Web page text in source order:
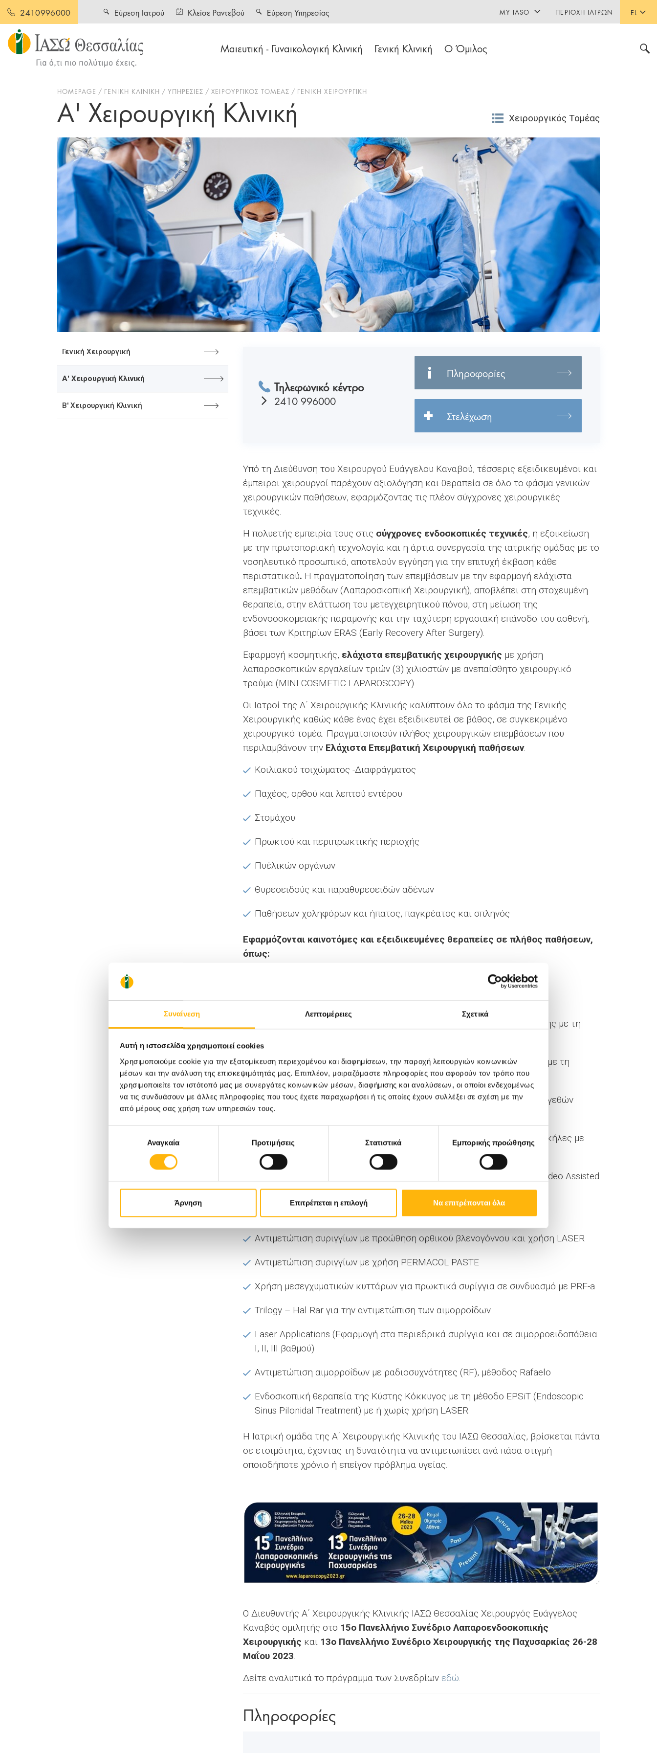
Συναίνεση Λεπτομέρειες Σχετικά
Αυτή η ιστοσελίδα χρησιμοποιεί cookies
Χρησιμοποιούμε cookie για την εξατομίκευση περιεχομένου και διαφημίσεων, την παροχή λειτουργιών κοινωνικών
μέσων και την ανάλυση της επισκεψιμότητάς μας. Επιπλέον, μοιραζόμαστε πληροφορίες που αφορούν τον τρόπο που
χρησιμοποιείτε τον ιστότοπό μας με συνεργάτες κοινωνικών μέσων, διαφήμισης και αναλύσεων, οι οποίοι ενδεχομένως
να τις συνδυάσουν με άλλες πληροφορίες που τους έχετε παραχωρήσει ή τις οποίες έχουν συλλέξει σε σχέση με την
από μέρους σας χρήση των υπηρεσιών τους.
συγκατάθεσηςΑναγκαία Προτιμήσεις Στατιστικά Εμπορικής προώθησης
Άρνηση Επιτρέπεται η επιλογή Να επιτρέπονται όλα
2410996000 EL
Μαιευτική - Γυναικολογική Κλινική Γενική Κλινική Ο Όμιλος
Εύρεση Ιατρού Κλείσε Ραντεβού Εύρεση Υπηρεσίας MY IASO ΠΕΡΙΟΧΉ ΙΑΤΡΏΝ
HOMEPAGE ΓΕΝΙΚΗ ΚΛΙΝΙΚΗ ΥΠΗΡΕΣΙΕΣ ΧΕΙΡΟΥΡΓΙΚΟΣ ΤΟΜΕΑΣ ΓΕΝΙΚΗ ΧΕΙΡΟΥΡΓΙΚΗ
Α' Χειρουργική Κλινική Χειρουργικός Τομέας
Γενική Χειρουργική
Α' Χειρουργική Κλινική
Β' Χειρουργική Κλινική
Τηλεφωνικό κέντρο
2410 996000
Πληροφορίες
Στελέχωση
Υπό τη Διεύθυνση του Χειρουργού Ευάγγελου Καναβού, τέσσερις εξειδικευμένοι και
έμπειροι χειρουργοί παρέχουν αξιολόγηση και θεραπεία σε όλο το φάσμα γενικών
χειρουργικών παθήσεων, εφαρμόζοντας τις πλέον σύγχρονες χειρουργικές
τεχνικές.
Η πολυετής εμπειρία τους στις σύγχρονες ενδοσκοπικές τεχνικές, η εξοικείωση
με την πρωτοποριακή τεχνολογία και η άρτια συνεργασία της ιατρικής ομάδας με το
νοσηλευτικό προσωπικό, αποτελούν εγγύηση για την επιτυχή έκβαση κάθε
περιστατικού. Η πραγματοποίηση των επεμβάσεων με την εφαρμογή ελάχιστα
επεμβατικών μεθόδων (Λαπαροσκοπική Χειρουργική), αποβλέπει στη στοχευμένη
θεραπεία, στην ελάττωση του μετεγχειρητικού πόνου, στη μείωση της
ενδονοσοκομειακής παραμονής και την ταχύτερη εργασιακή επάνοδο του ασθενή,
βάσει των Κριτηρίων ΕRAS (Early Recovery After Surgery).
Εφαρμογή κοσμητικής, ελάχιστα επεμβατικής χειρουργικής με χρήση
λαπαροσκοπικών εργαλείων τριών (3) χιλιοστών με ανεπαίσθητο χειρουργικό
τραύμα (MINI COSMETIC LAPAROSCOPY).
Οι Ιατροί της Α΄ Χειρουργικής Κλινικής καλύπτουν όλο το φάσμα της Γενικής
Χειρουργικής καθώς κάθε ένας έχει εξειδικευτεί σε βάθος, σε συγκεκριμένο
χειρουργικό τομέα. Πραγματοποιούν πλήθος χειρουργικών επεμβάσεων που
περιλαμβάνουν την Ελάχιστα Επεμβατική Χειρουργική παθήσεων:
Κοιλιακού τοιχώματος -Διαφράγματος
Παχέος, ορθού και λεπτού εντέρου
Στομάχου
Πρωκτού και περιπρωκτικής περιοχής
Πυέλικών οργάνων
Θυρεοειδούς και παραθυρεοειδών αδένων
Παθήσεων χοληφόρων και ήπατος, παγκρέατος και σπληνός
Εφαρμόζονται καινοτόμες και εξειδικευμένες θεραπείες σε πλήθος παθήσεων,
όπως:
Λαπαροσκοπική ενδοκοιλιακή αποκατάσταση βουβωνοκήλης (TAPP)
Λαπαροσκοπική υποδόρια αποκατάσταση κοιλιοκήλης (SCOLA-REPA)
Λαπαροσκοπική ολική εξωπεριτοναϊκή αποκατάσταση βουβωνοκήλης με τη
Λαπαροσκοπική ολική εξωπεριτοναϊκή αποκατάσταση κοιλιοκήλης με τη
μέθοδο e-TEP (Totally ExtraPeritoneal)
Tranversus Abdominis Release (TAR)-Rives Stoppa αποκατάσταση ευμεγεθών
χασμάτων κοιλιακού τοιχώματος
Χρήση σταδιακού πνευμοπεριτόναιου και BOTOX σε μετεγχειρητικές κήλες με
μεγάλη απώλεια μυικής επιφάνειας
Ενδοσκοπική θεραπεία πρωκτικών συριγγίων με τη μέθοδο VAΑFT (Video Assisted
Fistula Treatment)
Αντιμετώπιση συριγγίων με την μέθοδο LIFT
Aντιμετώπιση συριγγίων με προώθηση ορθικού βλενογόννου και χρήση LASER
Αντιμετώπιση συριγγίων με χρήση PERMACOL PASTE
Χρήση μεσεγχυματικών κυττάρων για πρωκτικά συρίγγια σε συνδυασμό με PRF-a
Trilogy – Hal Rar για την αντιμετώπιση των αιμορροΐδων
Laser Applications (Εφαρμογή στα περιεδρικά συρίγγια και σε αιμορροειδοπάθεια
I, II, ΙII βαθμού)
Αντιμετώπιση αιμορροΐδων με ραδιοσυχνότητες (RF), μέθοδος Rafaelo
Ενδοσκοπική θεραπεία της Κύστης Κόκκυγος με τη μέθοδο EPSiT (Endoscopic
Sinus Pilonidal Treatment) με ή χωρίς χρήση LASER
Η Ιατρική ομάδα της Α΄ Χειρουργικής Κλινικής του ΙΑΣΩ Θεσσαλίας, βρίσκεται πάντα
σε ετοιμότητα, έχοντας τη δυνατότητα να αντιμετωπίσει ανά πάσα στιγμή
οποιοδήποτε χρόνιο ή επείγον πρόβλημα υγείας.
Ο Διευθυντής Α΄ Χειρουργικής Κλινικής ΙΑΣΩ Θεσσαλίας Χειρουργός Ευάγγελος
Καναβός ομιλητής στο 15ο Πανελλήνιο Συνέδριο Λαπαροενδοσκοπικής
Χειρουργικής και 13ο Πανελλήνιο Συνέδριο Χειρουργικής της Παχυσαρκίας 26-28
Μαΐου 2023.
Δείτε αναλυτικά το πρόγραμμα των Συνεδρίων εδώ.
Πληροφορίες